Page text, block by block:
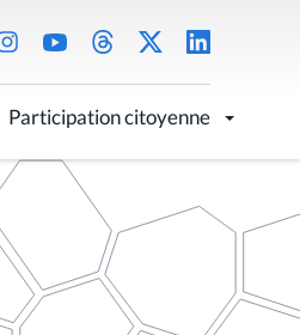
Participation citoyenne